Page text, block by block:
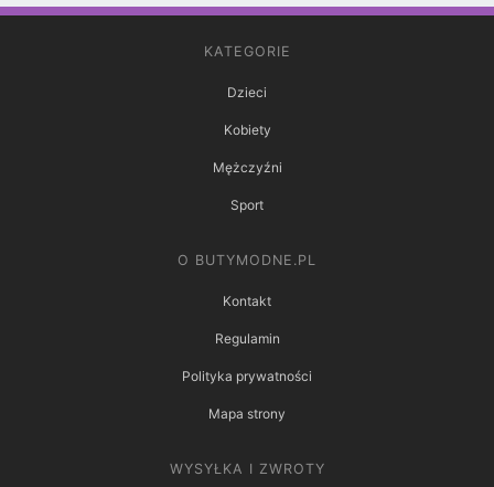
KATEGORIE
Dzieci
Kobiety
Mężczyźni
Sport
O BUTYMODNE.PL
Kontakt
Regulamin
Polityka prywatności
Mapa strony
WYSYŁKA I ZWROTY